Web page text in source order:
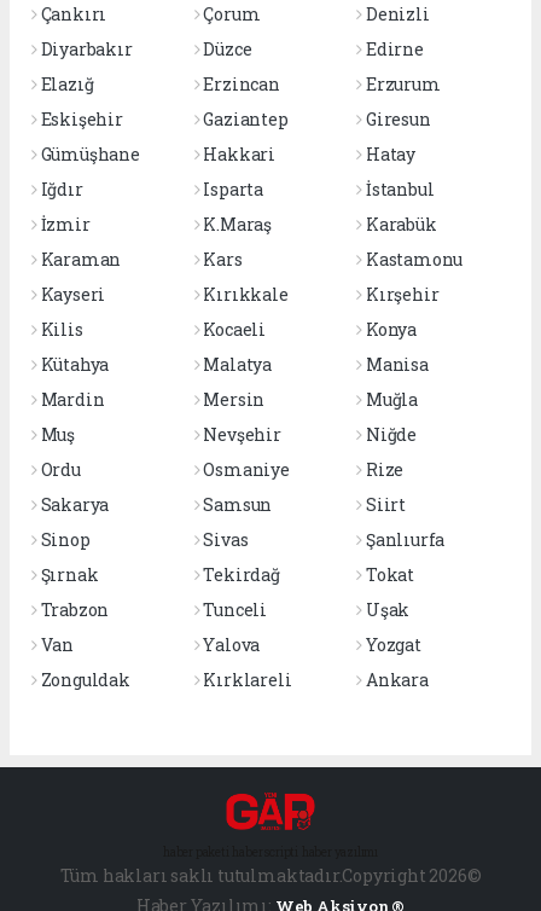
Çankırı
Çorum
Denizli
Diyarbakır
Düzce
Edirne
Elazığ
Erzincan
Erzurum
Eskişehir
Gaziantep
Giresun
Gümüşhane
Hakkari
Hatay
Iğdır
Isparta
İstanbul
İzmir
K.Maraş
Karabük
Karaman
Kars
Kastamonu
Kayseri
Kırıkkale
Kırşehir
Kilis
Kocaeli
Konya
Kütahya
Malatya
Manisa
Mardin
Mersin
Muğla
Muş
Nevşehir
Niğde
Ordu
Osmaniye
Rize
Sakarya
Samsun
Siirt
Sinop
Sivas
Şanlıurfa
Şırnak
Tekirdağ
Tokat
Trabzon
Tunceli
Uşak
Van
Yalova
Yozgat
Zonguldak
Kırklareli Ankara
Tüm hakları saklı tutulmaktadır.Copyright 2026©
Haber Yazılımı: Web Aksiyon ®